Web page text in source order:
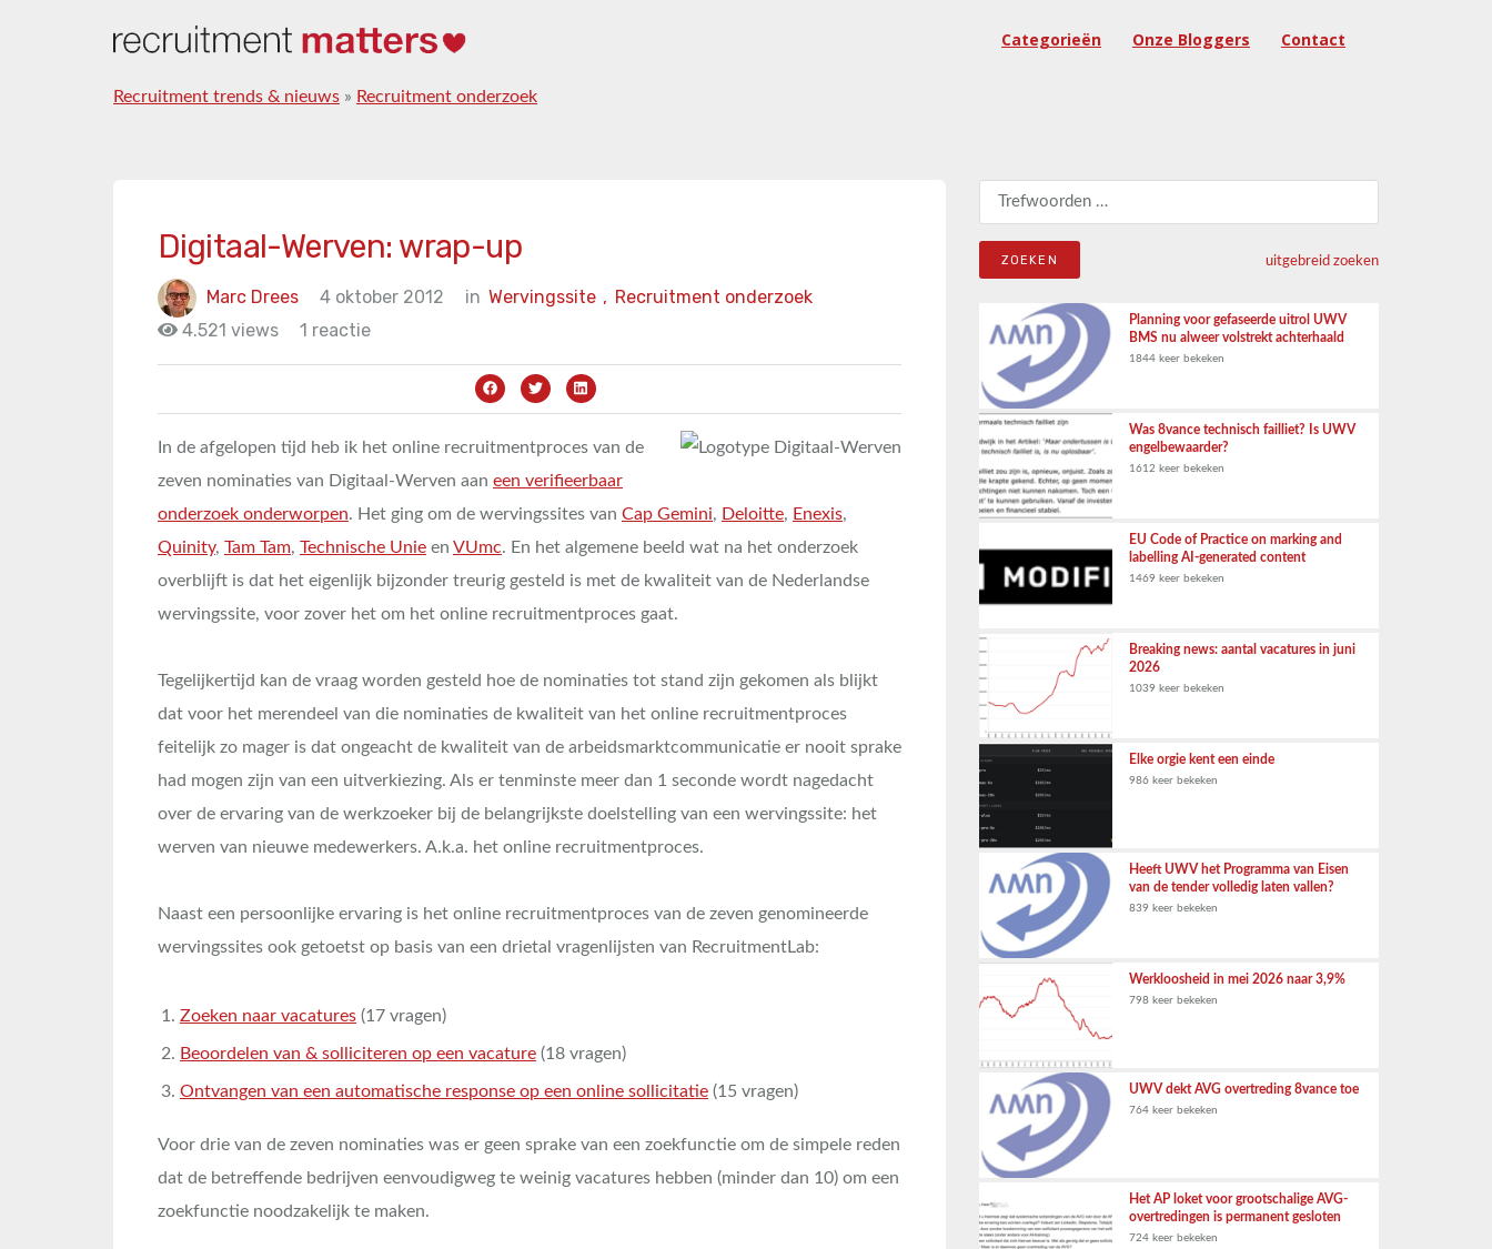
Categorieën Onze Bloggers Contact
Recruitment trends & nieuws » Recruitment onderzoek
Digitaal-Werven: wrap-up
Marc Drees 4 oktober 2012 in Recruitment onderzoek
Wervingssite ,
4.521 views
1 reactie
In de afgelopen tijd heb ik het online recruitmentproces van de
zeven nominaties van Digitaal-Werven aan een verifieerbaar
onderzoek onderworpen. Het ging om de wervingssites van Cap Gemini, Deloitte, Enexis,
Quinity, Tam Tam, Technische Unie en VUmc. En het algemene beeld wat na het onderzoek
overblijft is dat het eigenlijk bijzonder treurig gesteld is met de kwaliteit van de Nederlandse
wervingssite, voor zover het om het online recruitmentproces gaat.
Tegelijkertijd kan de vraag worden gesteld hoe de nominaties tot stand zijn gekomen als blijkt
dat voor het merendeel van die nominaties de kwaliteit van het online recruitmentproces
feitelijk zo mager is dat ongeacht de kwaliteit van de arbeidsmarktcommunicatie er nooit sprake
had mogen zijn van een uitverkiezing. Als er tenminste meer dan 1 seconde wordt nagedacht
over de ervaring van de werkzoeker bij de belangrijkste doelstelling van een wervingssite: het
werven van nieuwe medewerkers. A.k.a. het online recruitmentproces.
Naast een persoonlijke ervaring is het online recruitmentproces van de zeven genomineerde
wervingssites ook getoetst op basis van een drietal vragenlijsten van RecruitmentLab:
Zoeken naar vacatures (17 vragen)
Beoordelen van & solliciteren op een vacature (18 vragen)
Ontvangen van een automatische response op een online sollicitatie (15 vragen)
Voor drie van de zeven nominaties was er geen sprake van een zoekfunctie om de simpele reden
dat de betreffende bedrijven eenvoudigweg te weinig vacatures hebben (minder dan 10) om een
zoekfunctie noodzakelijk te maken.
Zoeken naar:
uitgebreid zoeken
Planning voor gefaseerde uitrol UWV
BMS nu alweer volstrekt achterhaald
1844 keer bekeken
Was 8vance technisch failliet? Is UWV
engelbewaarder?
1612 keer bekeken
EU Code of Practice on marking and
labelling AI-generated content
1469 keer bekeken
Breaking news: aantal vacatures in juni
2026
1039 keer bekeken
Elke orgie kent een einde
986 keer bekeken
Heeft UWV het Programma van Eisen
van de tender volledig laten vallen?
839 keer bekeken
Werkloosheid in mei 2026 naar 3,9%
798 keer bekeken
UWV dekt AVG overtreding 8vance toe
764 keer bekeken
Het AP loket voor grootschalige AVG-
overtredingen is permanent gesloten
724 keer bekeken